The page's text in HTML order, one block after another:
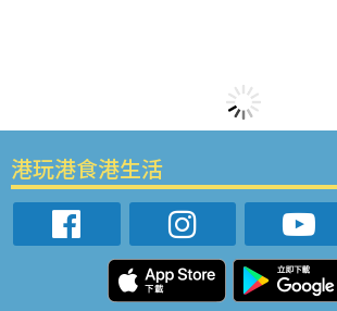
港玩港食港生活